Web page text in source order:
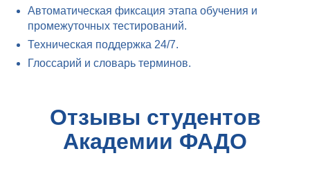
Автоматическая фиксация этапа обучения и
промежуточных тестирований.
Техническая поддержка 24/7.
Глоссарий и словарь терминов.
Отзывы студентов
Академии ФАДО